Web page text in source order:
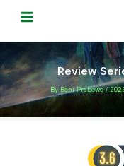
Review
By Beni Prabowo/